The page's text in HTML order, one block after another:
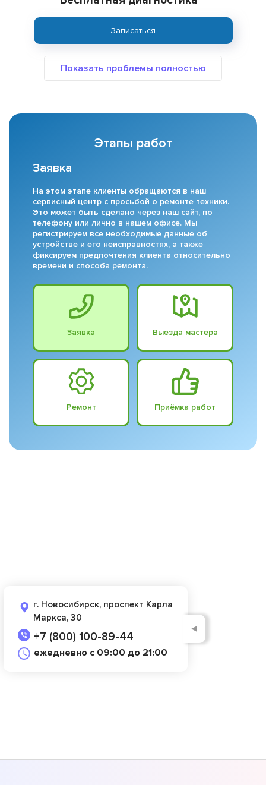
Записаться
Этапы работ
Заявка
На этом этапе клиенты обращаются в наш
сервисный центр с просьбой о ремонте техники.
Это может быть сделано через наш сайт, по
телефону или лично в нашем офисе. Мы
регистрируем все необходимые данные об
устройстве и его неисправностях, а также
фиксируем предпочтения клиента относительно
времени и способа ремонта.
Заявка Выезда мастера
Ремонт Приёмка работ
г. Новосибирск, проспект Карла
Маркса, 30
+7 (800) 100-89-44
ежедневно с 09:00 до 21:00
◄